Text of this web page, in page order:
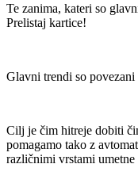
Te zanima, kateri so
Prelistaj kartice!
Glavni trendi so
Cilj je čim hitreje dobiti
pomagamo tako z
različnimi vrstami umetne